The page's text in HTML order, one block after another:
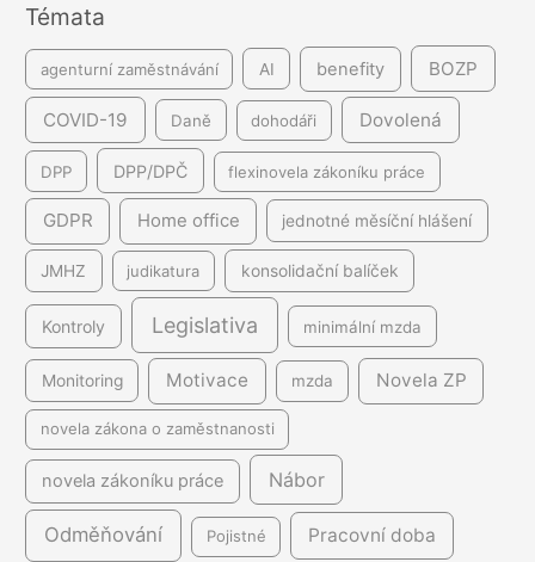
íTémata
agenturní zaměstnávání AI benefity BOZP
COVID-19 Daně dohodáři Dovolená
DPP DPP/DPČ flexinovela zákoníku práce
GDPR Home office jednotné měsíční hlášení
JMHZ judikatura konsolidační balíček
Kontroly Legislativa minimální mzda
Monitoring Motivace mzda Novela ZP
novela zákona o zaměstnanosti
novela zákoníku práce Nábor
Odměňování Pojistné Pracovní doba